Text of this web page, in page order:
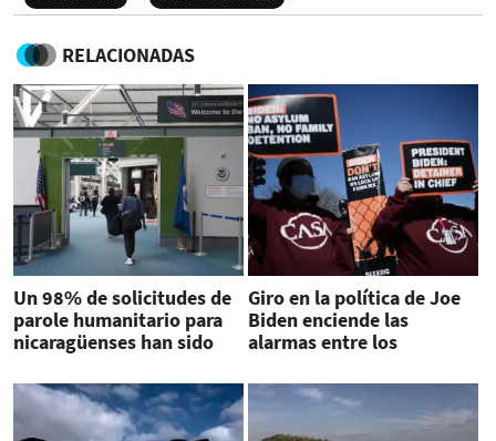
RELACIONADAS
Un 98% de solicitudes de
parole humanitario para
nicaragüenses han sido
Giro en la política de Joe
Biden enciende las
alarmas entre los